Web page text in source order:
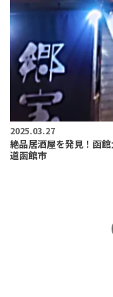
2025.03.27
絶品居酒屋を発見！函
道函館市